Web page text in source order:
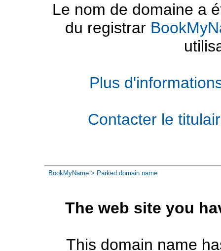
Le nom de domaine a
du registrar
Plus
Contacter le
BookMyName > Parked domain name
The web site you
This domain name